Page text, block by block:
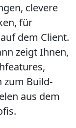
clevere
für
dem Client.
zeigt Ihnen,
zum Build-
aus dem